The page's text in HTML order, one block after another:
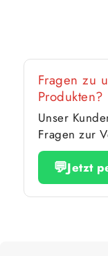
Fragen zu
Produkten?
Unser
Fragen zur
💬Jetzt